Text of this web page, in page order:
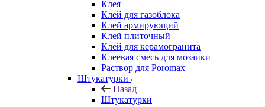
Клея
Клей для газоблока
Клей армирующий
Клей плиточный
Клей для керамогранита
Клеевая смесь для мозаики
Раствор для Poromax
Штукатурки
Назад
Штукатурки